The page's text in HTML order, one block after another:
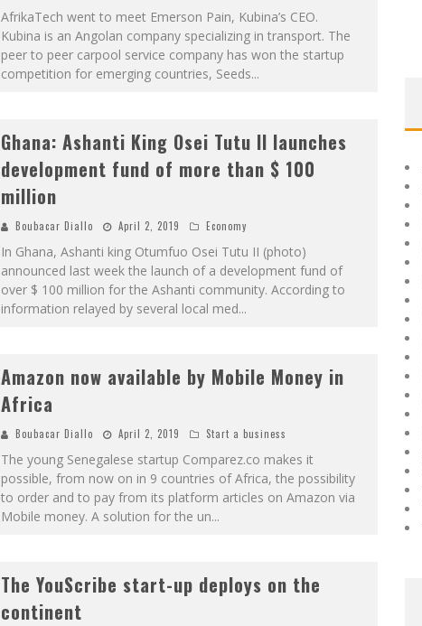
AfrikaTech went to meet Emerson Pain, Kubina’s CEO.
Kubina is an Angolan company specializing in transport. The
peer to peer carpool service company has won the startup
competition for emerging countries, Seeds...
Ghana: Ashanti King Osei Tutu II launches
development fund of more than $ 100
million
Boubacar Diallo April 2, 2019 Economy
In Ghana, Ashanti king Otumfuo Osei Tutu II (photo)
announced last week the launch of a development fund of
over $ 100 million for the Ashanti community. According to
information relayed by several local med...
Amazon now available by Mobile Money in
Africa
Boubacar Diallo April 2, 2019 Start a business
The young Senegalese startup Comparez.co makes it
possible, from now on in 9 countries of Africa, the possibility
to order and to pay from its platform articles on Amazon via
Mobile money. A solution for the un...
The YouScribe start-up deploys on the
continent